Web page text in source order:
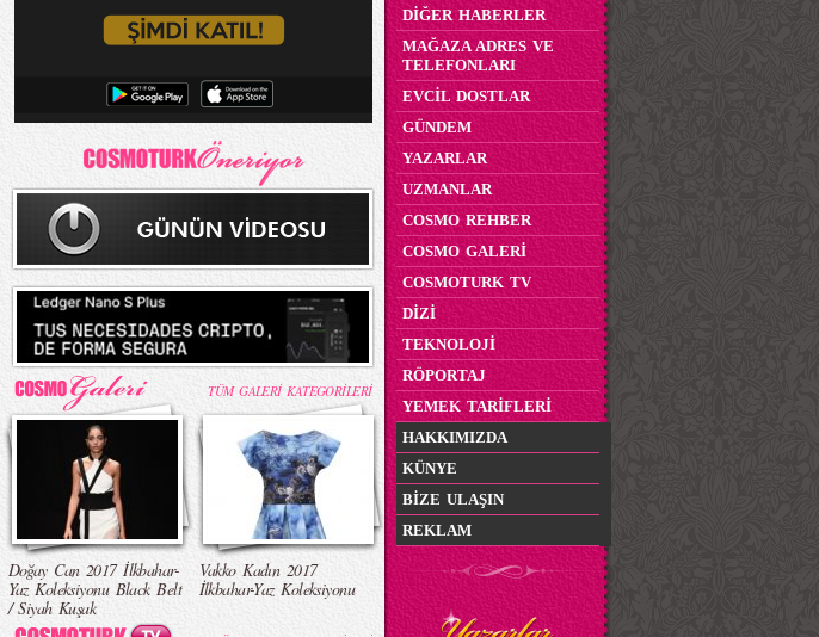
TÜM GALERİ KATEGORİLERİ
Doğay Can 2017 İlkbahar-
Yaz Koleksiyonu Black Belt
/ Siyah Kuşak
Vakko Kadın 2017
İlkbahar-Yaz Koleksiyonu
DİĞER HABERLER
MAĞAZA ADRES VE
TELEFONLARI
EVCİL DOSTLAR
GÜNDEM
YAZARLAR
UZMANLAR
COSMO REHBER
COSMO GALERİ
COSMOTURK TV
DİZİ
TEKNOLOJİ
RÖPORTAJ
YEMEK TARİFLERİ
HAKKIMIZDA
KÜNYE
BİZE ULAŞIN
REKLAM